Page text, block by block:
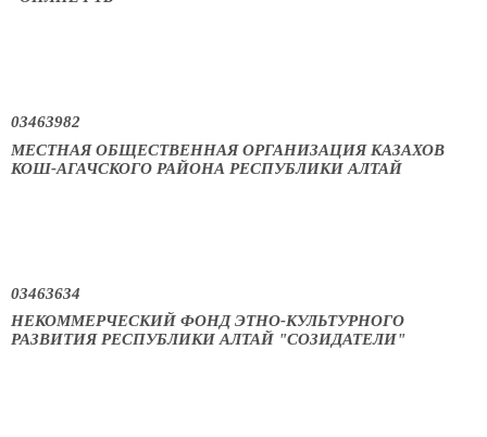
03463982
МЕСТНАЯ ОБЩЕСТВЕННАЯ ОРГАНИЗАЦИЯ КАЗАХОВ
КОШ-АГАЧСКОГО РАЙОНА РЕСПУБЛИКИ АЛТАЙ
03463634
НЕКОММЕРЧЕСКИЙ ФОНД ЭТНО-КУЛЬТУРНОГО
РАЗВИТИЯ РЕСПУБЛИКИ АЛТАЙ "СОЗИДАТЕЛИ"